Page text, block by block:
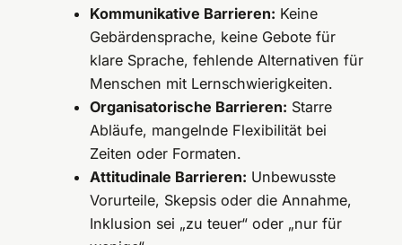
Kommunikative Barrieren: Keine
Gebärdensprache, keine Gebote für
klare Sprache, fehlende Alternativen für
Menschen mit Lernschwierigkeiten.
Organisatorische Barrieren: Starre
Abläufe, mangelnde Flexibilität bei
Zeiten oder Formaten.
Attitudinale Barrieren: Unbewusste
Vorurteile, Skepsis oder die Annahme,
Inklusion sei „zu teuer“ oder „nur für